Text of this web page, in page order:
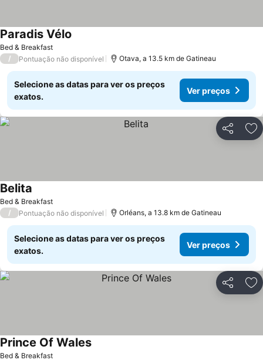
Bed & Breakfast
Paradis Vélo
/ Pontuação não disponível Otava, a 13.5 km de Gatineau
Selecione as datas para ver os preços
exatos.
Ver preços
Partilhar
Bed & Breakfast
Belita
/ Pontuação não disponível Orléans, a 13.8 km de Gatineau
Selecione as datas para ver os preços
exatos.
Ver preços
Partilhar
Bed & Breakfast
Prince Of Wales